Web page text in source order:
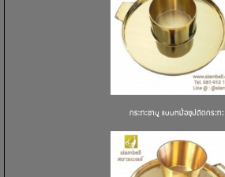
กระทะชาบู แบบหม้อซุปติดกระทะ